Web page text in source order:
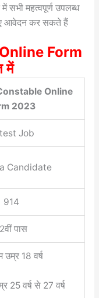
महत्वपूर्ण उपलब्ध
आवेदन कर सकते हैं
Form
में
Online
2023
Job
Candidate
914
पास
उम्र 18 वर्ष
25 वर्ष से 27 वर्ष